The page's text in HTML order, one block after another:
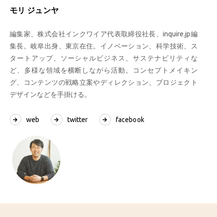
モリ ジュンヤ
編集家、株式会社インクワイア代表取締役社長、inquire.jp編
集長。岐阜出身、東京在住。イノベーション、科学技術、ス
タートアップ、ソーシャルビジネス、サステナビリティな
ど、多様な領域を横断しながら活動。コンセプトメイキン
グ、コンテンツの戦略立案やディレクション、プロジェクト
デザインなどを手掛ける。
web twitter facebook